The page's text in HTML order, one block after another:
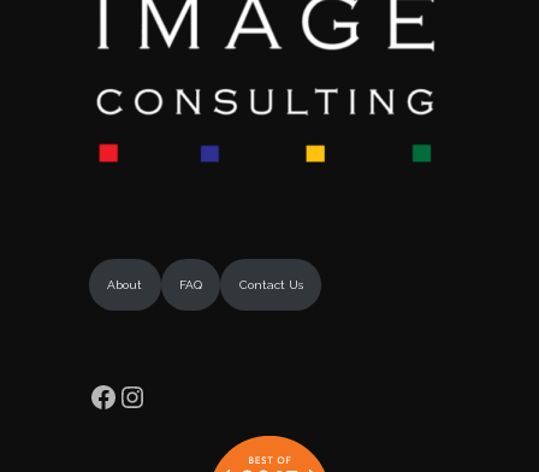
About FAQ Contact Us
Facebook
Instagram